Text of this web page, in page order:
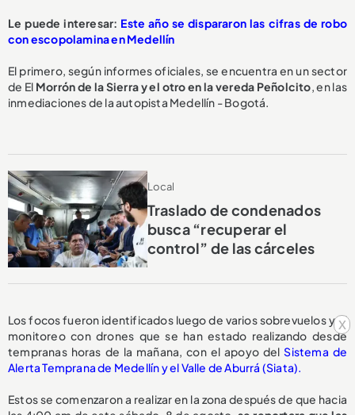
x
Le puede interesar: Este año se dispararon las cifras de robo
con escopolamina en Medellín
El primero, según informes oficiales, se encuentra en un sector
de El Morrón de la Sierra y el otro en la vereda Peñolcito, en las
inmediaciones de la autopista Medellín - Bogotá.
Local
Traslado de condenados
busca “recuperar el
control” de las cárceles
Los focos fueron identificados luego de varios sobrevuelos y el
monitoreo con drones que se han estado realizando desde
tempranas horas de la mañana, con el apoyo delSistema de
Alerta Temprana de Medellín y el Valle de Aburrá (Siata).
Estos se comenzaron a realizar en la zona después de que hacia